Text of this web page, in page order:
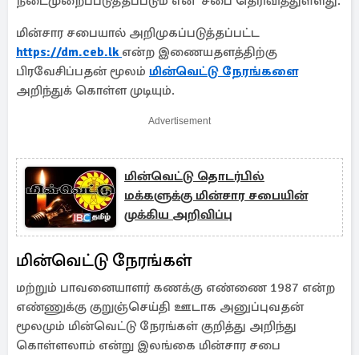
மின்சார சபையால் அறிமுகப்படுத்தப்பட்ட
https://dm.ceb.lk என்ற இணையதளத்திற்கு
பிரவேசிப்பதன் மூலம் மின்வெட்டு நேரங்களை
அறிந்துக் கொள்ள முடியும்.
Advertisement
மின்வெட்டு தொடர்பில்
மக்களுக்கு மின்சார சபையின்
முக்கிய அறிவிப்பு
மின்வெட்டு நேரங்கள்
மற்றும் பாவனையாளர் கணக்கு எண்ணை 1987 என்ற
எண்ணுக்கு குறுஞ்செய்தி ஊடாக அனுப்புவதன்
மூலமும் மின்வெட்டு நேரங்கள் குறித்து அறிந்து
கொள்ளலாம் என்று இலங்கை மின்சார சபை